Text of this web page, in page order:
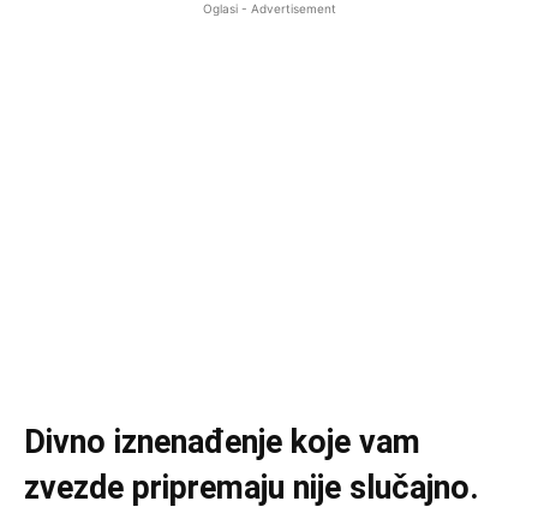
Oglasi - Advertisement
Divno iznenađenje koje vam
zvezde pripremaju nije slučajno.